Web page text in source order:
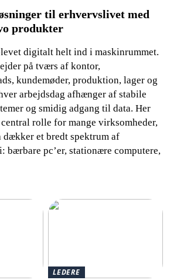
til erhvervslivet med
produkter
digitalt helt ind i maskinrummet.
på tværs af kontor,
kundemøder, produktion, lager og
arbejdsdag afhænger af stabile
og smidig adgang til data. Her
rolle for mange virksomheder,
et bredt spektrum af
bærbare pc’er, stationære computere,
LEDERE